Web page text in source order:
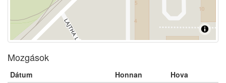
Mozgások
Dátum Honnan Hova